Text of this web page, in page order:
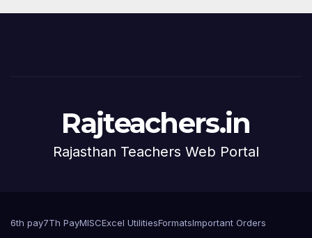
Rajteachers.in
Rajasthan Teachers Web Portal
6th pay7Th PayMISCExcel UtilitiesFormatsImportant Orders